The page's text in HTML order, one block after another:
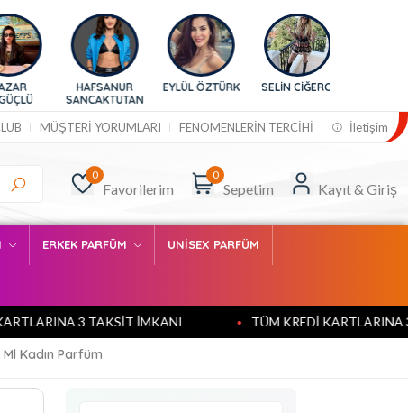
HAFSANUR
SANCAKTUTAN
EYLÜL ÖZTÜRK SELİN CİĞERCİ
MÜŞTERİ YORUMLARI FENOMENLERİN TERCİHİ İletişim
0
Favorilerim
0
Sepetim Kayıt & Giriş
ERKEK PARFÜM UNİSEX PARFÜM
3 TAKSİT İMKANI TÜM KREDİ KARTLARINA 3
Kadın Parfüm